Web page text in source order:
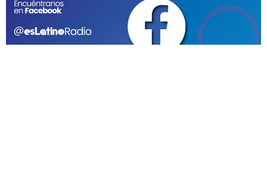
MÚSICA
ENTRETENIMIENTO
RADIO SPLENDID